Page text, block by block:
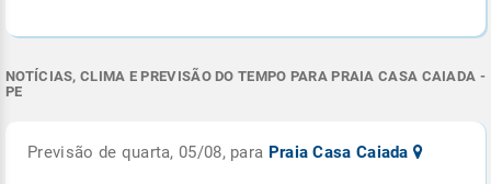
NOTÍCIAS, CLIMA E PREVISÃO DO TEMPO PARA PRAIA CASA CAIADA -
PE
Previsão de quarta, 05/08, para Praia Casa Caiada